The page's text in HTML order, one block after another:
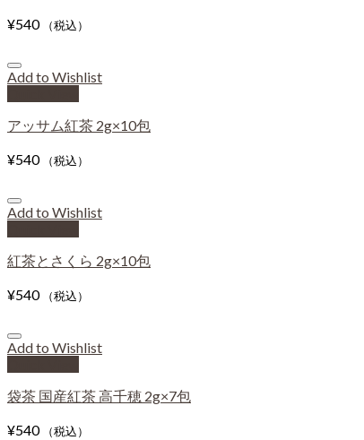
¥540 （税込）
Add to Wishlist
アッサム紅茶 2g×10包
¥540 （税込）
Add to Wishlist
紅茶とさくら 2g×10包
¥540 （税込）
Add to Wishlist
袋茶 国産紅茶 高千穂 2g×7包
¥540 （税込）